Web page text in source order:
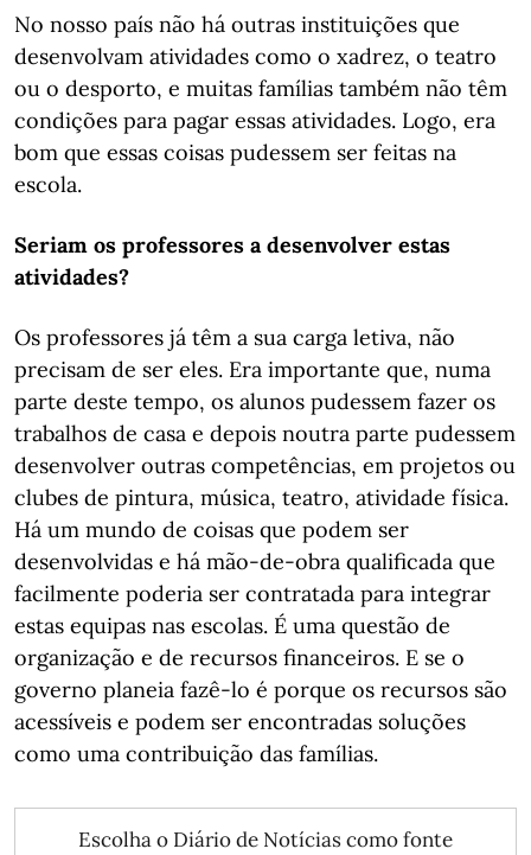
No nosso país não há outras instituições que
desenvolvam atividades como o xadrez, o teatro
ou o desporto, e muitas famílias também não têm
condições para pagar essas atividades. Logo, era
bom que essas coisas pudessem ser feitas na
escola.
Seriam os professores a desenvolver estas
atividades?
Os professores já têm a sua carga letiva, não
precisam de ser eles. Era importante que, numa
parte deste tempo, os alunos pudessem fazer os
trabalhos de casa e depois noutra parte pudessem
desenvolver outras competências, em projetos ou
clubes de pintura, música, teatro, atividade física.
Há um mundo de coisas que podem ser
desenvolvidas e há mão-de-obra qualificada que
facilmente poderia ser contratada para integrar
estas equipas nas escolas. É uma questão de
organização e de recursos financeiros. E se o
governo planeia fazê-lo é porque os recursos são
acessíveis e podem ser encontradas soluções
como uma contribuição das famílias.
Escolha o Diário de Notícias como fonte